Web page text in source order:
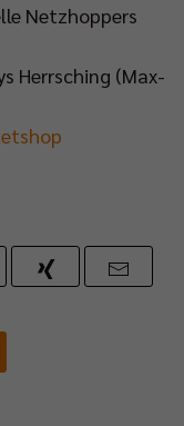
Netzhoppers
Herrsching (Max-